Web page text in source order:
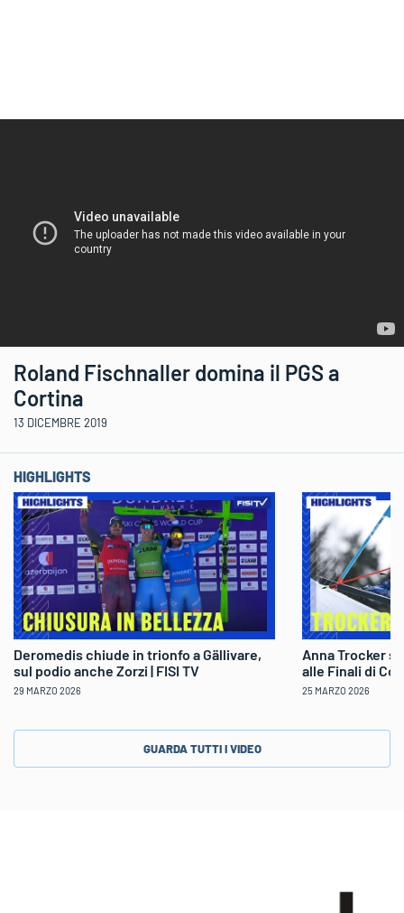
Roland Fischnaller domina il PGS a
Cortina
13 DICEMBRE 2019
HIGHLIGHTS
Deromedis chiude in trionfo a Gällivare,
sul podio anche Zorzi | FISI TV
29 MARZO 2026
Anna Trocker
alle Finali di
25 MARZO 2026
GUARDA TUTTI I VIDEO